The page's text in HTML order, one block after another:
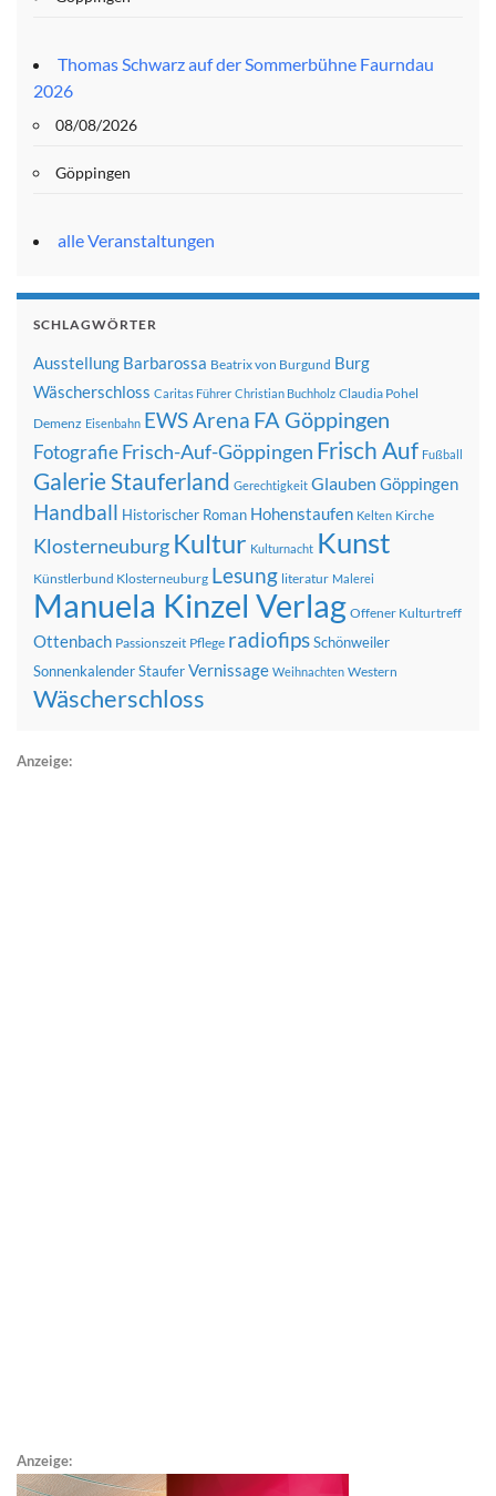
Thomas Schwarz auf der Sommerbühne Faurndau
2026
08/08/2026
Göppingen
alle Veranstaltungen
SCHLAGWÖRTER
Ausstellung Barbarossa Beatrix von Burgund Burg
Wäscherschloss Caritas Führer Christian Buchholz Claudia Pohel
Demenz Eisenbahn EWS Arena FA Göppingen
FotografieFrisch-Auf-Göppingen Frisch Auf Fußball
Galerie Stauferland Gerechtigkeit Glauben Göppingen
Handball Historischer Roman Hohenstaufen Kelten Kirche
Klosterneuburg Kultur Kulturnacht Kunst
Künstlerbund Klosterneuburg Lesung literatur Malerei
Manuela Kinzel Verlag Offener Kulturtreff
Ottenbach Passionszeit Pflege radiofipsSchönweiler
SonnenkalenderStauferVernissage Weihnachten Western
Wäscherschloss
Anzeige:
Anzeige: